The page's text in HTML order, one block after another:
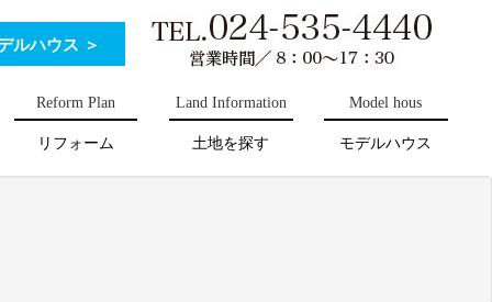
ルハウス ＞
Reform Plan
リフォーム
Land Information
土地を探す
Model hous
モデルハウス